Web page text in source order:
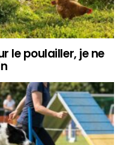
le poulailler, je ne